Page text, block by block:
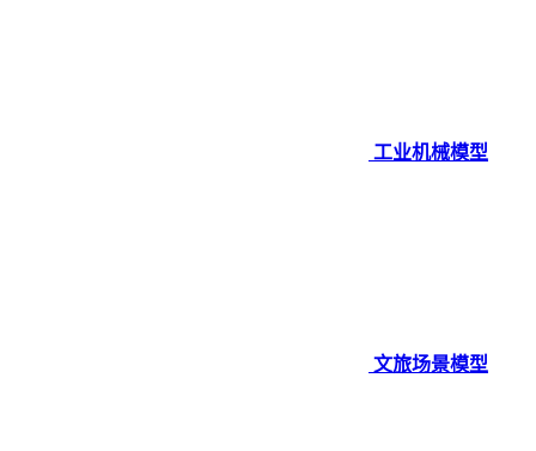
工业机械模型
文旅场景模型